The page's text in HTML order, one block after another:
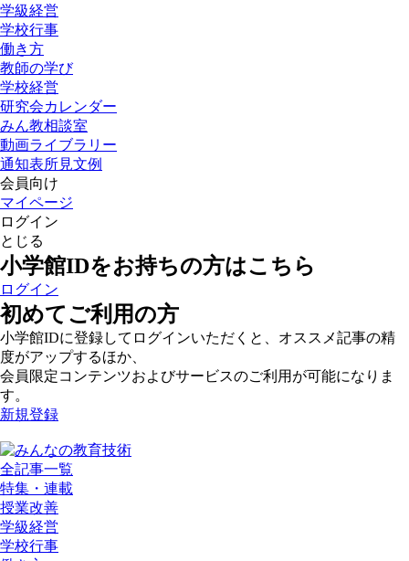
学級経営
学校行事
働き方
教師の学び
学校経営
研究会カレンダー
みん教相談室
動画ライブラリー
通知表所見文例
会員向け
マイページ
ログイン
とじる
小学館IDをお持ちの方はこちら
ログイン
初めてご利用の方
小学館IDに登録してログインいただくと、オススメ記事の精
度がアップするほか、
会員限定コンテンツおよびサービスのご利用が可能になりま
す。
新規登録
全記事一覧
特集・連載
授業改善
学級経営
学校行事